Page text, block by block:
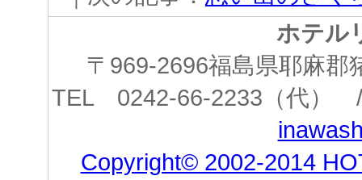
ホテル
〒969-2696福島県耶麻
TEL 0242-66-2233（代
Copyright© 2002-2014